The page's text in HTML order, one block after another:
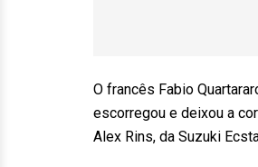
O francês Fabio
escorregou e deixou a
Alex Rins, da Suzuki